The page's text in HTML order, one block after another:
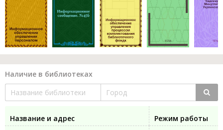
Наличие в библиотеках
Название и адрес
Режим работы